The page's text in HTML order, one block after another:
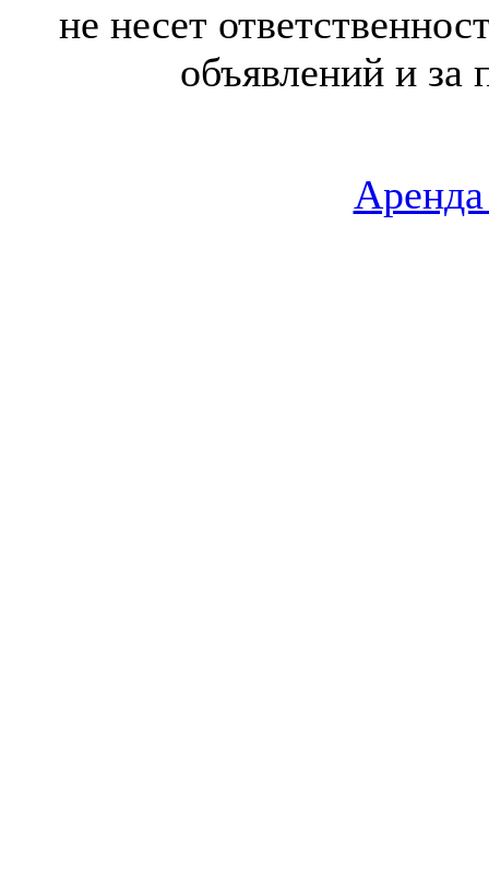
не несет
объявлений и за